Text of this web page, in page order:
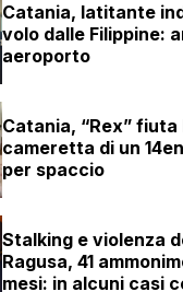
Catania, latitante
volo dalle Filippine:
aeroporto
Catania, “Rex” fiuta
cameretta di un
per spaccio
Stalking e violenza
Ragusa, 41
mesi: in alcuni casi